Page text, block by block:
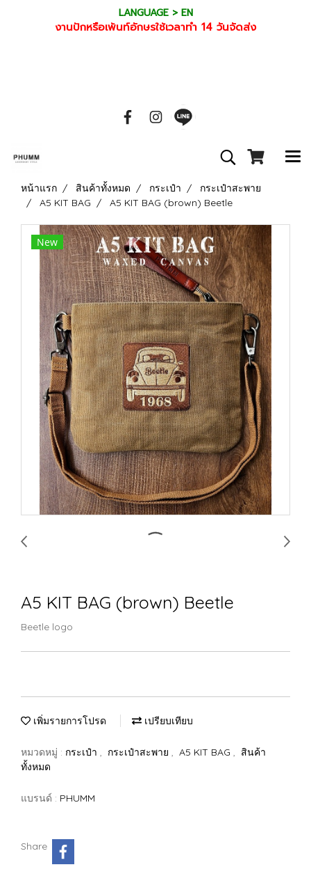
LANGUAGE > EN
งานปักหรือเพ้นท์อักษรใช้เวลาทำ 14 วันจัดส่ง
หน้าแรก สินค้าทั้งหมด กระเป๋า
กระเป๋าสะพาย
A5 KIT BAG
A5 KIT BAG (brown) Beetle
New
A5 KIT BAG (brown) Beetle
Beetle logo
เพิ่มรายการโปรด เปรียบเทียบ
หมวดหมู่ : กระเป๋า , กระเป๋าสะพาย , A5 KIT BAG , สินค้า
ทั้งหมด
แบรนด์ : PHUMM
Share